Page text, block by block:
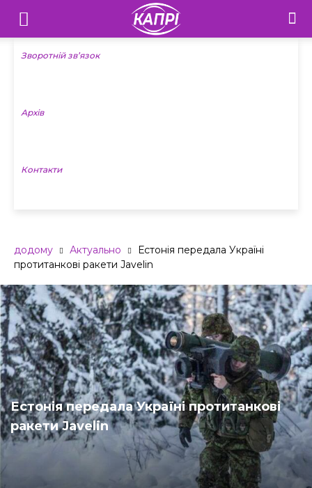
Телебачення
«Капрі»
Новини
Зворотній зв’язок
Архів
Контакти
додому Актуально
Естонія передала Україні
протитанкові ракети Javelin
Естонія передала Україні протитанкові
ракети Javelin